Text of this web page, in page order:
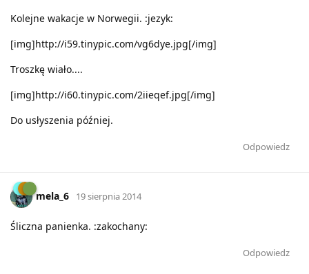
Kolejne wakacje w Norwegii. :jezyk:
[img]http://i59.tinypic.com/vg6dye.jpg[/img]
Troszkę wiało....
[img]http://i60.tinypic.com/2iieqef.jpg[/img]
Do usłyszenia później.
Odpowiedz
mela_6 19 sierpnia 2014
Śliczna panienka. :zakochany:
Odpowiedz